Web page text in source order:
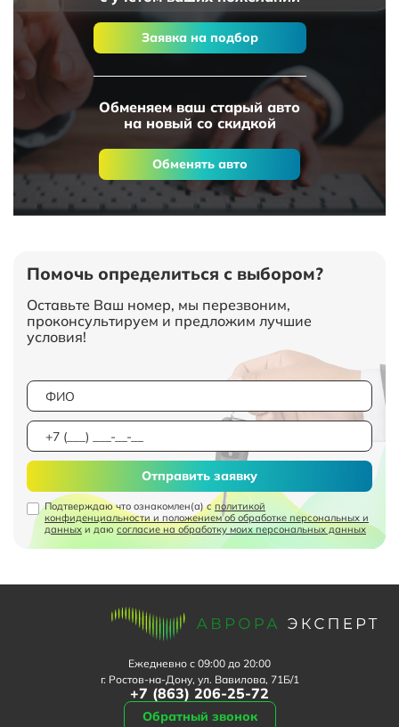
Заявка на подбор
Обменяем ваш старый авто
на новый со скидкой
Обменять авто
Помочь определиться с выбором?
Оставьте Ваш номер, мы перезвоним,
проконсультируем и предложим лучшие
условия!
Подтверждаю что ознакомлен(а) с политикой
конфиденциальности и положением об обработке персональных и
данных и даю согласие на обработку моих персональных данных
Отправить заявку
Ежедневно с 09:00 до 20:00
г. Ростов-на-Дону, ул. Вавилова, 71Б/1
+7 (863) 206-25-72
Обратный звонок